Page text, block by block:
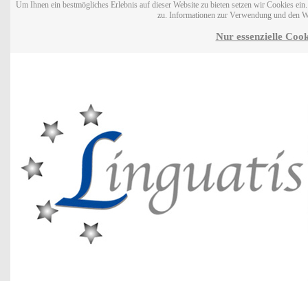
Um Ihnen ein bestmögliches Erlebnis auf dieser Website zu bieten setzen wir Cookies
zu. Informationen zur Verwendung und den
Nur essenzielle